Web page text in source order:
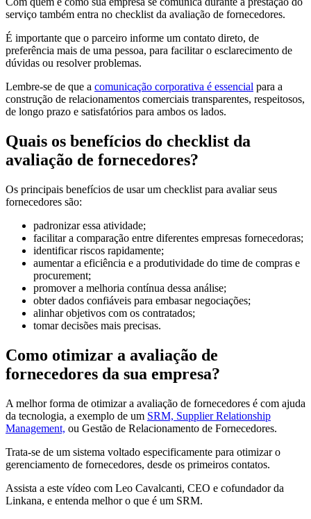
serviço também entra no checklist da avaliação de fornecedores.
É importante que o parceiro informe um contato direto, de
preferência mais de uma pessoa, para facilitar o esclarecimento de
dúvidas ou resolver problemas.
Lembre-se de que a comunicação corporativa é essencial para a
construção de relacionamentos comerciais transparentes, respeitosos,
de longo prazo e satisfatórios para ambos os lados.
Quais os benefícios do checklist da
avaliação de fornecedores?
Os principais benefícios de usar um checklist para avaliar seus
fornecedores são:
padronizar essa atividade;
facilitar a comparação entre diferentes empresas fornecedoras;
identificar riscos rapidamente;
aumentar a eficiência e a produtividade do time de compras e
procurement;
promover a melhoria contínua dessa análise;
obter dados confiáveis para embasar negociações;
alinhar objetivos com os contratados;
tomar decisões mais precisas.
Como otimizar a avaliação de
fornecedores da sua empresa?
A melhor forma de otimizar a avaliação de fornecedores é com ajuda
da tecnologia, a exemplo de um SRM, Supplier Relationship
Management, ou Gestão de Relacionamento de Fornecedores.
Trata-se de um sistema voltado especificamente para otimizar o
gerenciamento de fornecedores, desde os primeiros contatos.
Assista a este vídeo com Leo Cavalcanti, CEO e cofundador da
Linkana, e entenda melhor o que é um SRM.